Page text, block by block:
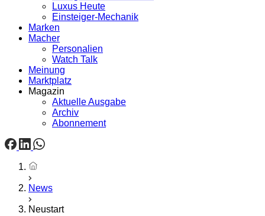
Luxus Heute
Einsteiger-Mechanik
Marken
Macher
Personalien
Watch Talk
Meinung
Marktplatz
Magazin
Aktuelle Ausgabe
Archiv
Abonnement
Startseite
News
Neustart